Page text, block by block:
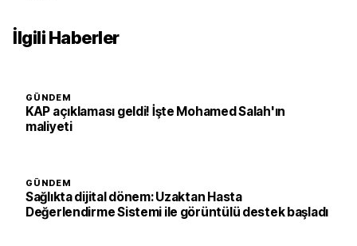
İlgili Haberler
GÜNDEM
KAP açıklaması geldi! İşte Mohamed Salah'ın
maliyeti
GÜNDEM
Sağlıkta dijital dönem: Uzaktan Hasta
Değerlendirme Sistemi ile görüntülü destek başladı